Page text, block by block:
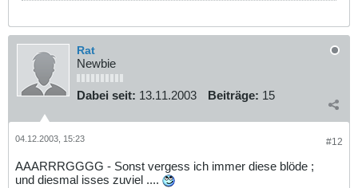
Rat
Newbie
Dabei seit: 13.11.2003 Beiträge: 15
#12
04.12.2003, 15:23
AAARRRGGGG - Sonst vergess ich immer diese blöde ;
und diesmal isses zuviel ....